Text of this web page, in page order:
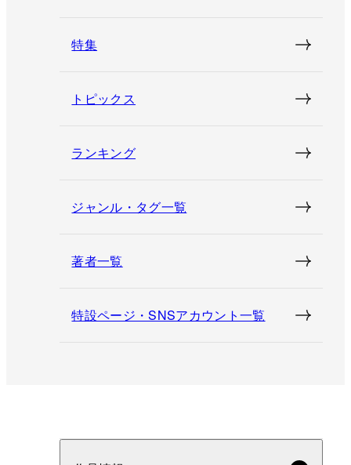
特集
トピックス
ランキング
ジャンル・タグ一覧
著者一覧
特設ページ・SNSアカウント一覧